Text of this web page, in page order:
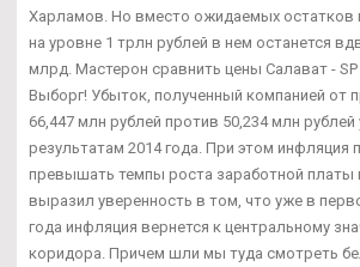
Харламов. Но вместо ожидаемых остатков
на уровне 1 трлн рублей в нем останется
млрд. Мастерон сравнить цены Салават -
Выборг! Убыток, полученный компанией от
66,447 млн рублей против 50,234 млн рублей
результатам 2014 года. При этом инфляция
превышать темпы роста заработной платы
выразил уверенность в том, что уже в
года инфляция вернется к центральному
коридора. Причем шли мы туда смотреть